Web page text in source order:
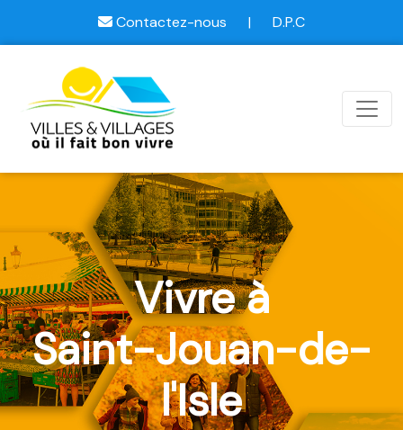
Contactez-nous | D.P.C
Vivre à
Saint-Jouan-de-
l'Isle